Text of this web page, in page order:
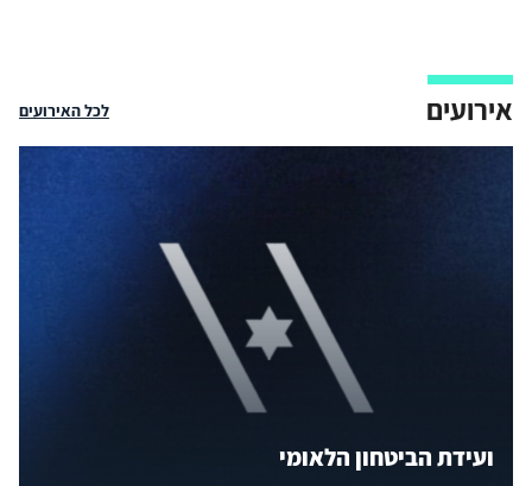
אירועים לכל האירועים
ועידת הביטחון הלאומי